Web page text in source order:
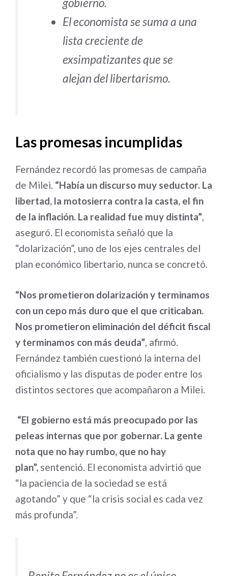
El economista se suma a una
lista creciente de
exsimpatizantes que se
alejan del libertarismo.
Las promesas incumplidas
Fernández recordó las promesas de campaña
de Milei. “Había un discurso muy seductor. La
libertad, la motosierra contra la casta, el fin
de la inflación. La realidad fue muy distinta”,
aseguró. El economista señaló que la
“dolarización”, uno de los ejes centrales del
plan económico libertario, nunca se concretó.
“Nos prometieron dolarización y terminamos
con un cepo más duro que el que criticaban.
Nos prometieron eliminación del déficit fiscal
y terminamos con más deuda” , afirmó.
Fernández también cuestionó la interna del
oficialismo y las disputas de poder entre los
distintos sectores que acompañaron a Milei.
“El gobierno está más preocupado por las
peleas internas que por gobernar. La gente
nota que no hay rumbo, que no hay
plan”, sentenció. El economista advirtió que
“la paciencia de la sociedad se está
agotando” y que “la crisis social es cada vez
más profunda”.